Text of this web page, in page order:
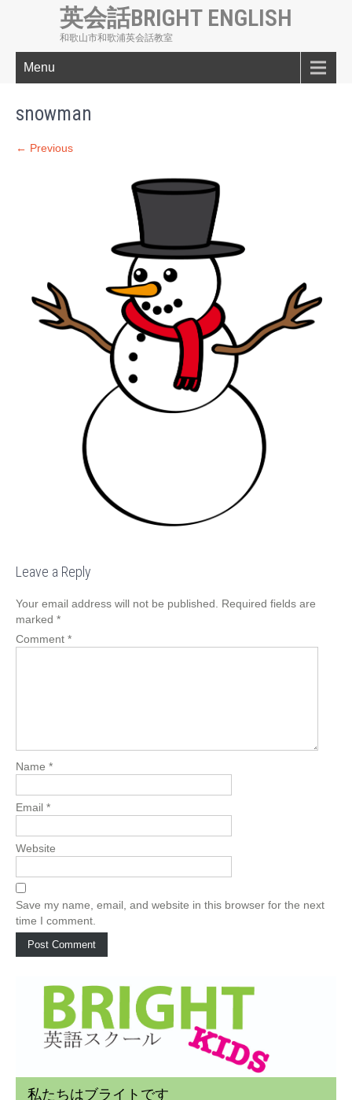
英会話BRIGHT ENGLISH
和歌山市和歌浦英会話教室
Menu
snowman
← Previous
Leave a Reply
Your email address will not be published.
Required fields are
marked *
Comment *
Name *
Email *
Website
Save my name, email, and website in this browser for the next
time I comment.
私たちはブライトです